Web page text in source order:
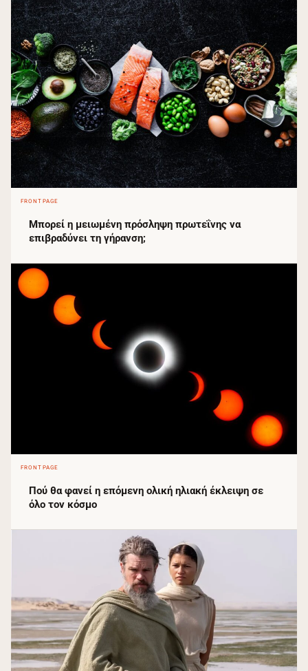
FRONTPAGE
Μπορεί η μειωμένη πρόσληψη πρωτεΐνης να
επιβραδύνει τη γήρανση;
FRONTPAGE
Πού θα φανεί η επόμενη ολική ηλιακή έκλειψη σε
όλο τον κόσμο